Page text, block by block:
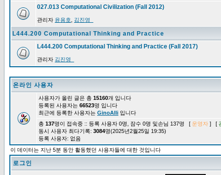
027.013 Computational Civilization (Fall 2012)
관리자 윤용호 김진영_
L444.200 Computational Thinking and Practice
L444.200 Computational Thinking and Practice (Fall 2017)
관리자 김진영_
온라인 사용자
사용자가 올린 글은 총 15160개 입니다
등록된 사용자는 66523명 입니다
최근에 등록한 사용자는 GinoAlli 입니다
총 137명이 접속중 :: 등록 사용자 0명, 잠수 0명 및손님 137명 [ 운영자 ] [
동시 사용자 최다기록: 3084명(2025년2월25일 19:35)
등록 사용자: 없음
이 데이터는 지난 5분 동안 활동했던 사용자들에 대한 것입니다
로그인